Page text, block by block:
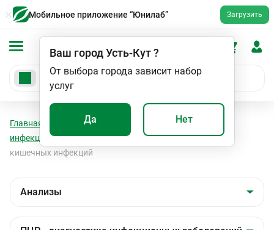
Мобильное приложение “Юнилаб” Загрузить
Ваш городУсть-Кут?
От выбора города зависит набор
услуг
Да Нет
Главная Анализы
ПЦР - диагностика
инфекционных заболеваний
Возбудители острых
кишечных инфекций